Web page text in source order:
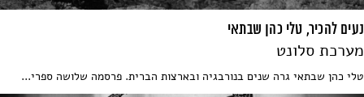
נעים להכיר, טלי כהן שבתאי
מערכת סלונט
טלי כהן שבתאי גרה שנים בנורבגיה ובארצות הברית. פרסמה שלושה ספרי...